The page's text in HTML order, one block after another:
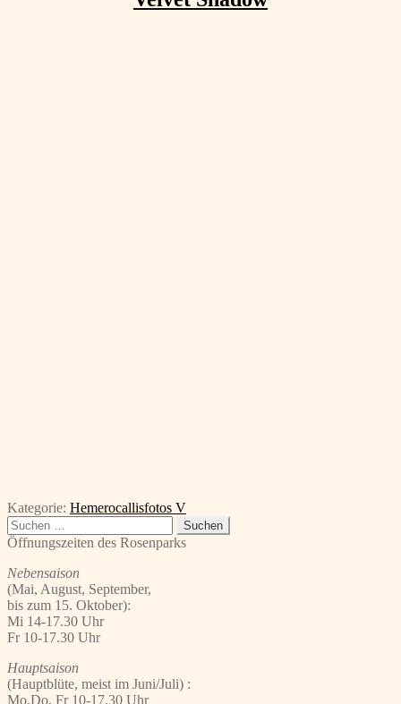
Kategorie: Hemerocallisfotos V
Suchen
nach:
Öffnungszeiten des Rosenparks
Nebensaison
(Mai, August, September,
bis zum 15. Oktober):
Mi 14-17.30 Uhr
Fr 10-17.30 Uhr
Hauptsaison
(Hauptblüte, meist im Juni/Juli) :
Mo,Do, Fr 10-17.30 Uhr